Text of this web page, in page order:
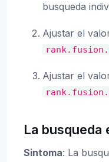
busqueda
Ajustar el
Ajustar el
La busqueda
Sintoma: La